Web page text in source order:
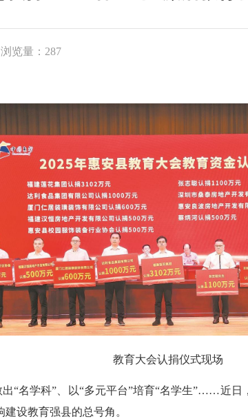
浏览量： 287
教育大会认捐仪式现场
名学科”、以“多元平台”培育“名学生”……近日
设教育强县的总号角。